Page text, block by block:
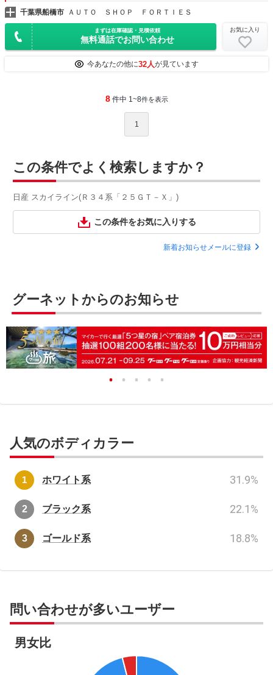
千葉県船橋市 ＡＵＴＯ ＳＨＯＰ ＦＯＲＴＩＥＳ
まずは在庫確認・見積依頼
無料通話でお問い合わせ
お気に入り
今あなたの他に32人が見ています
8 件中 1~8件を表示
1
この条件でよく検索しますか？
日産 スカイライン(Ｒ３４系「２５ＧＴ－Ｘ」)
この条件をお気に入りする
新着お知らせメールに登録
グーネットからのお知らせ
人気のボディカラー
ホワイト系 31.9%
ブラック系 22.1%
ゴールド系 18.8%
問い合わせが多いユーザー
男女比